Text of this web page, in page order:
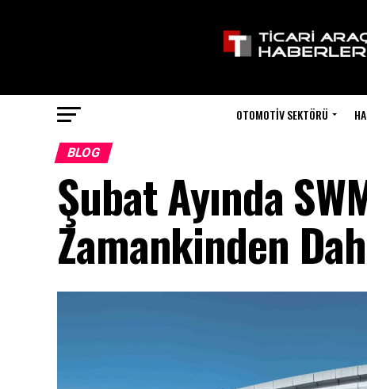
OTOMOTIV SEKTÖRÜ
BLOG
Şubat Ayında
Zamankinden